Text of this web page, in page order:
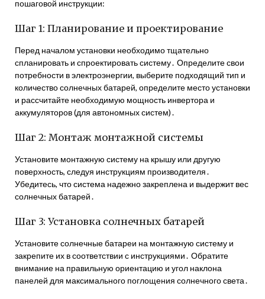
пошаговой инструкции:
Шаг 1: Планирование и проектирование
Перед началом установки необходимо тщательно
спланировать и спроектировать систему․ Определите свои
потребности в электроэнергии, выберите подходящий тип и
количество солнечных батарей, определите место установки
и рассчитайте необходимую мощность инвертора и
аккумуляторов (для автономных систем)․
Шаг 2: Монтаж монтажной системы
Установите монтажную систему на крышу или другую
поверхность, следуя инструкциям производителя․
Убедитесь, что система надежно закреплена и выдержит вес
солнечных батарей․
Шаг 3: Установка солнечных батарей
Установите солнечные батареи на монтажную систему и
закрепите их в соответствии с инструкциями․ Обратите
внимание на правильную ориентацию и угол наклона
панелей для максимального поглощения солнечного света․